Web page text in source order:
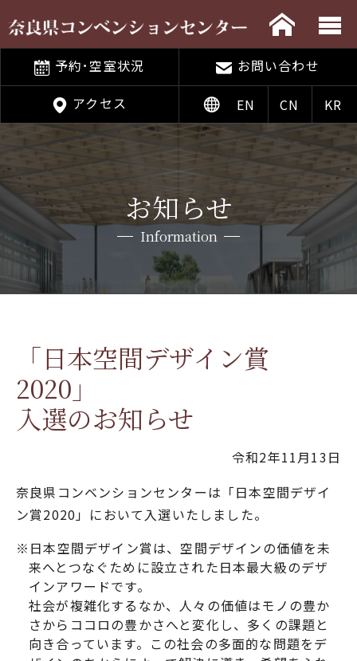
予約･空室状況
お問い合わせ
アクセス
EN CN KR
お知らせ
Information
「日本空間デザイン賞
2020」
入選のお知らせ
令和2年11月13日
奈良県コンベンションセンターは「日本空間デザイ
ン賞2020」において入選いたしました。
※日本空間デザイン賞は、空間デザインの価値を未
来へとつなぐために設立された日本最大級のデザ
インアワードです。
社会が複雑化するなか、人々の価値はモノの豊か
さからココロの豊かさへと変化し、多くの課題と
向き合っています。この社会の多面的な問題をデ